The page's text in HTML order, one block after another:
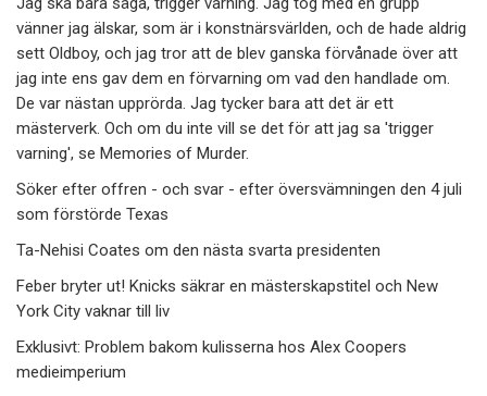
vänner jag älskar, som är i konstnärsvärlden, och de hade aldrig
sett Oldboy, och jag tror att de blev ganska förvånade över att
jag inte ens gav dem en förvarning om vad den handlade om.
De var nästan upprörda. Jag tycker bara att det är ett
mästerverk. Och om du inte vill se det för att jag sa 'trigger
varning', se Memories of Murder.
Söker efter offren - och svar - efter översvämningen den 4 juli
som förstörde Texas
Ta-Nehisi Coates om den nästa svarta presidenten
Feber bryter ut! Knicks säkrar en mästerskapstitel och New
York City vaknar till liv
Exklusivt: Problem bakom kulisserna hos Alex Coopers
medieimperium